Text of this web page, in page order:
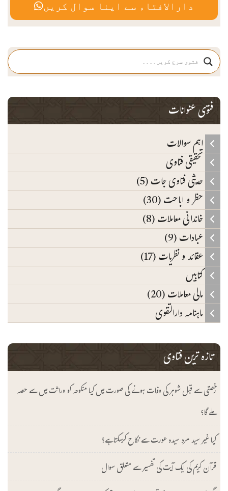
دارالافتاء سے اپنا سوال کریں
فتوی عنوانات
اہم سوالات
تحقیقی فتاوی
حدیثی فتاوی جات (5)
حظر و اباحت (30)
خاندانی معاملات (8)
عبادات (9)
عقائد و نظریات (17)
کتابیں
مالی معاملات (20)
ماہنامہ دارالتقوی
تازہ ترین فتاوی
رخصتی سے قبل شوہر کی وفات ہونے کی صورت میں کیا منکوحہ کو وراثت میں سے حصہ
ملے گا؟
کیا غیر سید مرد سیدہ عورت سے نکاح کرسکتا ہے؟
قرآن کریم کی ایک آیت کی تفسیر سے متعلق سوال